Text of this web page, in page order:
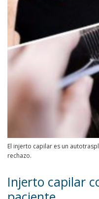
El injerto capilar es un
rechazo.
Injerto capilar